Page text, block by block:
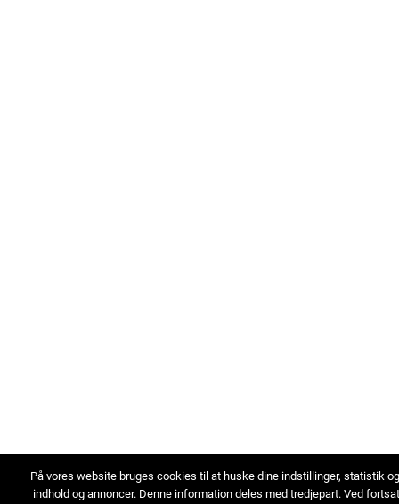
På vores website bruges cookies til at huske dine indstillinger, statistik
indhold og annoncer. Denne information deles med tredjepart. Ved